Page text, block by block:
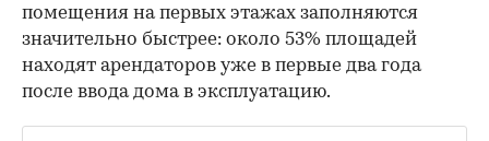
помещения на первых этажах заполняются
значительно быстрее: около 53% площадей
находят арендаторов уже в первые два года
после ввода дома в эксплуатацию.